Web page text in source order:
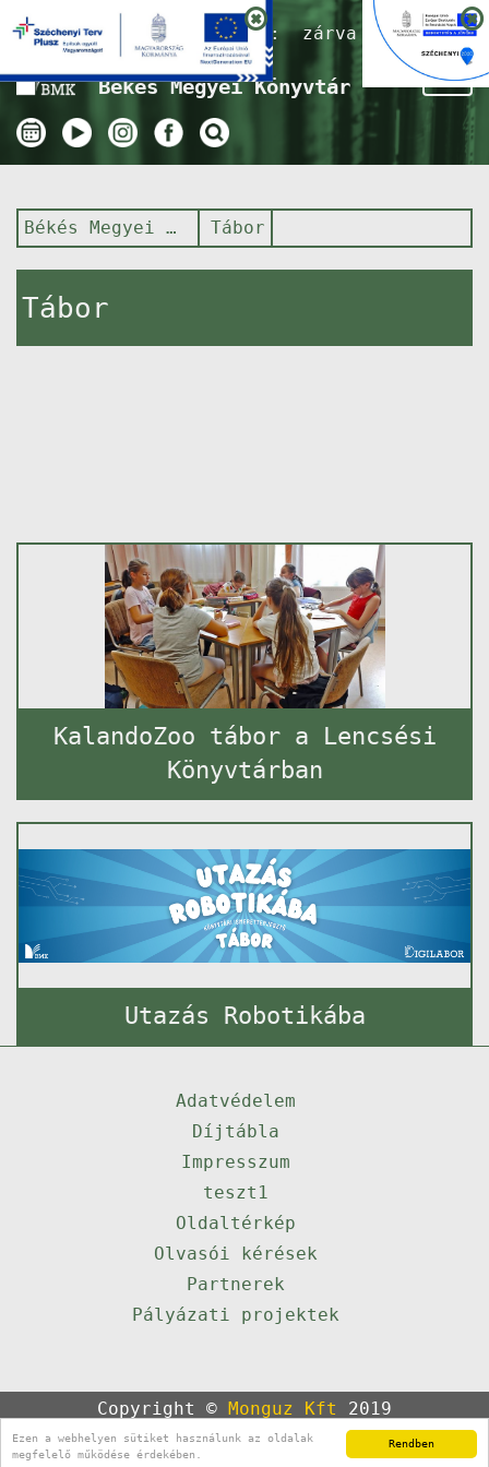
Rendben
Ezen a webhelyen sütiket használunk az oldalak
megfelelő működése érdekében.
Nyitvatartás ma:zárva
Békés Megyei Könyvtár
Békés Megyei Könyvtár Tábor
Tábor
KalandoZoo tábor a Lencsési
Könyvtárban
Utazás Robotikába
Adatvédelem
Díjtábla
Impresszum
teszt1
Oldaltérkép
Olvasói kérések
Partnerek
Pályázati projektek
Copyright © Monguz Kft
2019
Powered byQulto